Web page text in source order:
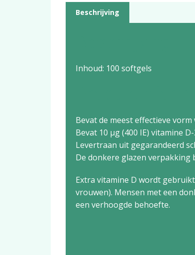
Beschrijving
Inhoud: 100 softgels
Bevat de meest effectieve vorm
Bevat 10 µg (400 IE) vitamine
Levertraan uit gegarandeerd
De donkere glazen verpakking
Extra vitamine D wordt
vrouwen). Mensen met een
een verhoogde behoefte.